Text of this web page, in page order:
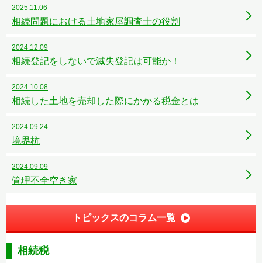
2025.11.06
相続問題における土地家屋調査士の役割
2024.12.09
相続登記をしないで滅失登記は可能か！
2024.10.08
相続した土地を売却した際にかかる税金とは
2024.09.24
境界杭
2024.09.09
管理不全空き家
トピックスのコラム一覧
相続税